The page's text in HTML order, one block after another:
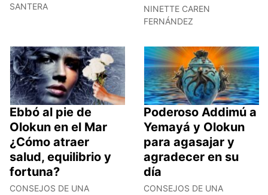
SANTERA
NINETTE CAREN
FERNÁNDEZ
Ebbó al pie de
Olokun en el Mar
¿Cómo atraer
salud, equilibrio y
fortuna?
CONSEJOS DE UNA
Poderoso Addimú a
Yemayá y Olokun
para agasajar y
agradecer en su
día
CONSEJOS DE UNA